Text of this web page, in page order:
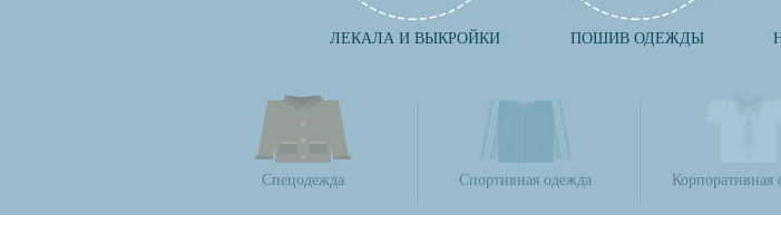
ЛЕКАЛА И ВЫКРОЙКИ ПОШИВ ОДЕЖДЫ
Спецодежда Спортивная одежда Корпоративная